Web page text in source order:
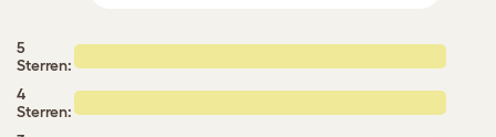
5
Sterren:
4
Sterren: